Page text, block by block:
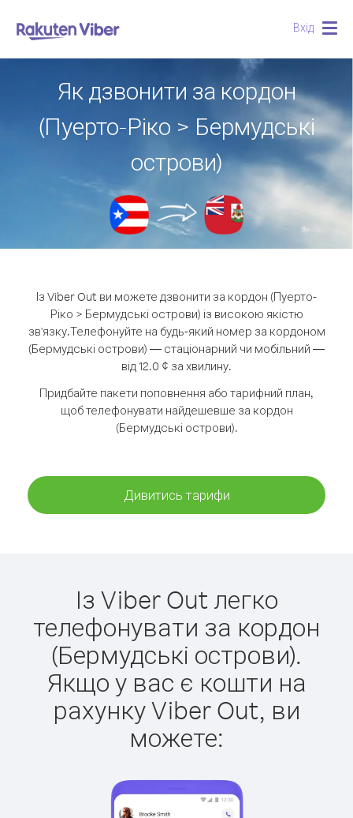
Вхід
Як дзвонити за кордон
(Пуерто-Ріко > Бермудські
острови)
Із Viber Out ви можете дзвонити за кордон (Пуерто-
Ріко > Бермудські острови) із високою якістю
зв'язку.Телефонуйте на будь-який номер за кордоном
(Бермудські острови) — стаціонарний чи мобільний —
від 12.0 ¢ за хвилину.
Придбайте пакети поповнення або тарифний план,
щоб телефонувати найдешевше за кордон
(Бермудські острови).
Дивитись тарифи
Із Viber Out легко
телефонувати за кордон
(Бермудські острови).
Якщо у вас є кошти на
рахунку Viber Out, ви
можете: